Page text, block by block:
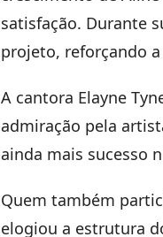
satisfação. Durante
projeto, reforçando
A cantora Elayne
admiração pela
ainda mais sucesso
Quem também
elogiou a estrutura